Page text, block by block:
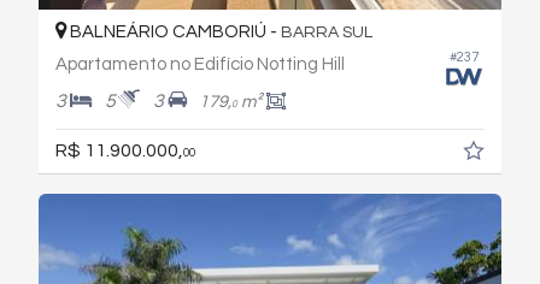
#237
BALNEÁRIO CAMBORIÚ - BARRA SUL
Apartamento no Edifício Notting Hill
3 5 3 179,0m²
R$ 11.900.000,00